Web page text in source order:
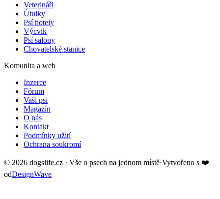
Veterináři
Útulky
Psí hotely
Výcvik
Psí salony
Chovatelské stanice
Komunita a web
Inzerce
Fórum
Vaši psi
Magazín
O nás
Kontakt
Podmínky užití
Ochrana soukromí
© 2026 dogslife.cz · Vše o psech na jednom místě·Vytvořeno s ❤️
odDesignWave